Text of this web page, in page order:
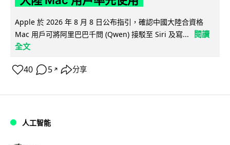
Apple 於 2026 年 8 月 8 日公布指引，確認中國大陸合資格
Mac 用戶可將阿里巴巴千問 (Qwen) 接駁至 Siri 及寫...
閱讀
全文
40 5 ↗ 分享
人工智能